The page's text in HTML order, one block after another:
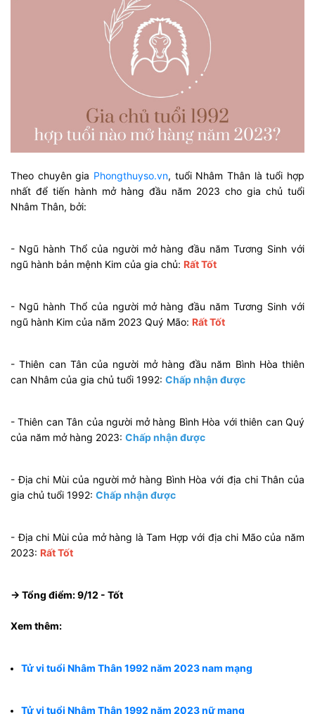
Theo chuyên gia Phongthuyso.vn, tuổi Nhâm Thân là tuổi hợp
nhất để tiến hành mở hàng đầu năm 2023 cho gia chủ tuổi
Nhâm Thân, bởi:
- Ngũ hành Thổ của người mở hàng đầu năm Tương Sinh với
ngũ hành bản mệnh Kim của gia chủ: Rất Tốt
- Ngũ hành Thổ của người mở hàng đầu năm Tương Sinh với
ngũ hành Kim của năm 2023 Quý Mão: Rất Tốt
- Thiên can Tân của người mở hàng đầu năm Bình Hòa thiên
can Nhâm của gia chủ tuổi 1992: Chấp nhận được
- Thiên can Tân của người mở hàng Bình Hòa với thiên can Quý
của năm mở hàng 2023: Chấp nhận được
- Địa chi Mùi của người mở hàng Bình Hòa với địa chi Thân của
gia chủ tuổi 1992: Chấp nhận được
- Địa chi Mùi của mở hàng là Tam Hợp với địa chi Mão của năm
2023: Rất Tốt
→ Tổng điểm: 9/12 - Tốt
Xem thêm:
Tử vi tuổi Nhâm Thân 1992 năm 2023 nam mạng
Tử vi tuổi Nhâm Thân 1992 năm 2023 nữ mạng